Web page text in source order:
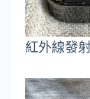
紅外線發